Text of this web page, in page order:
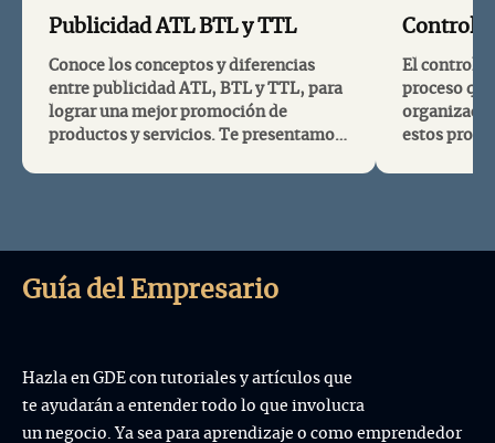
Publicidad ATL BTL y TTL
Conoce los conceptos y diferencias
entre publicidad ATL, BTL y TTL, para
lograr una mejor promoción de
productos y servicios. Te presentamos
tipo de publi...
Control
El control
proceso
estos
así como
Guía del Empresario
Hazla en GDE con tutoriales y artículos que
te ayudarán a entender todo lo que involucra
un negocio. Ya sea para aprendizaje o como emprendedor